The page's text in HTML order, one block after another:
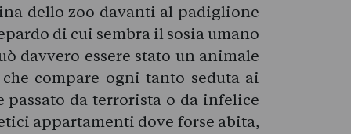
dello zoo davanti al padiglione
di cui sembra il sosia umano
davvero essere stato un animale
compare ogni tanto seduta ai
passato da terrorista o da infelice
appartamenti dove forse abita,